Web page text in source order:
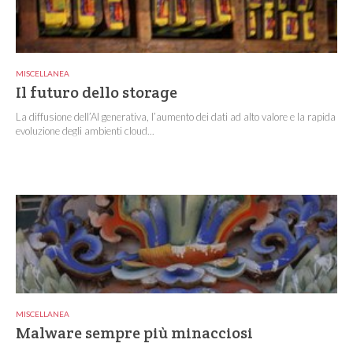
MISCELLANEA
Il futuro dello storage
La diffusione dell’AI generativa, l’aumento dei dati ad alto valore e la rapida
evoluzione degli ambienti cloud...
MISCELLANEA
Malware sempre più minacciosi